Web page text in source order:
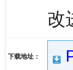
改
下载地址：